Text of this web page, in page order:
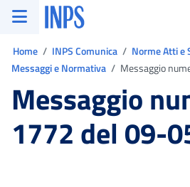
Vai al menu principale
Vai al contenuto principale
Vai al pie' di pagina
INPS ()
Home INPS Comunica Norme Atti e
Messaggi e Normativa
Messaggio
Messaggio
1772 del 09-